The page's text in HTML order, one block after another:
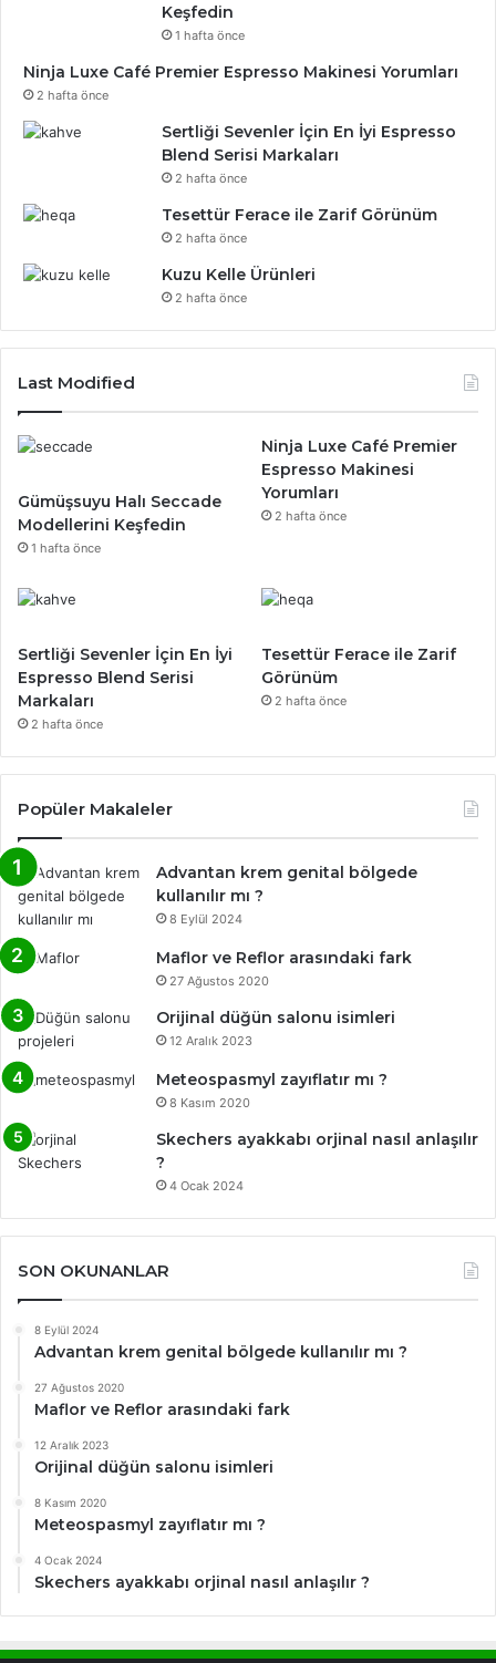
Keşfedin
1 hafta önce
Ninja Luxe Café Premier Espresso Makinesi Yorumları
2 hafta önce
Sertliği Sevenler İçin En İyi Espresso
Blend Serisi Markaları
2 hafta önce
Tesettür Ferace ile Zarif Görünüm
2 hafta önce
Kuzu Kelle Ürünleri
2 hafta önce
Last Modified
Gümüşsuyu Halı Seccade
Modellerini Keşfedin
1 hafta önce
Ninja Luxe Café Premier
Espresso Makinesi
Yorumları
2 hafta önce
Sertliği Sevenler İçin En İyi
Espresso Blend Serisi
Markaları
2 hafta önce
Tesettür Ferace ile Zarif
Görünüm
2 hafta önce
Popüler Makaleler
Advantan krem genital bölgede
kullanılır mı ?
8 Eylül 2024
Maflor ve Reflor arasındaki fark
27 Ağustos 2020
Orijinal düğün salonu isimleri
12 Aralık 2023
Meteospasmyl zayıflatır mı ?
8 Kasım 2020
Skechers ayakkabı orjinal nasıl anlaşılır
?
4 Ocak 2024
SON OKUNANLAR
8 Eylül 2024
Advantan krem genital bölgede kullanılır mı ?
27 Ağustos 2020
Maflor ve Reflor arasındaki fark
12 Aralık 2023
Orijinal düğün salonu isimleri
8 Kasım 2020
Meteospasmyl zayıflatır mı ?
4 Ocak 2024
Skechers ayakkabı orjinal nasıl anlaşılır ?